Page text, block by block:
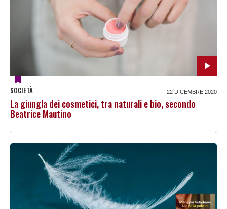
SOCIETÀ 22 DICEMBRE 2020
La giungla dei cosmetici, tra naturali e bio, secondo
Beatrice Mautino